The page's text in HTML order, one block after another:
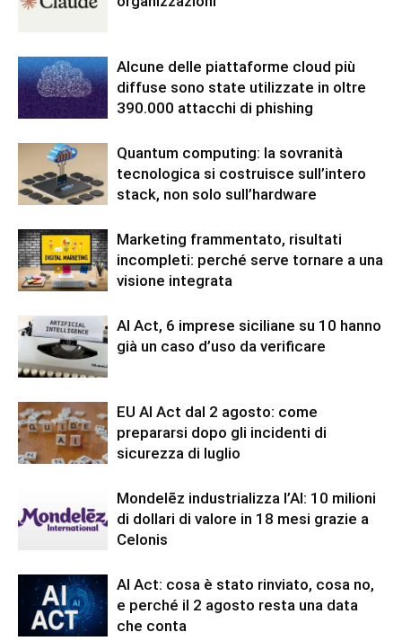
Alcune delle piattaforme cloud più
diffuse sono state utilizzate in oltre
390.000 attacchi di phishing
Quantum computing: la sovranità
tecnologica si costruisce sull’intero
stack, non solo sull’hardware
Marketing frammentato, risultati
incompleti: perché serve tornare a una
visione integrata
AI Act, 6 imprese siciliane su 10 hanno
già un caso d’uso da verificare
EU AI Act dal 2 agosto: come
prepararsi dopo gli incidenti di
sicurezza di luglio
Mondelēz industrializza l’AI: 10 milioni
di dollari di valore in 18 mesi grazie a
Celonis
AI Act: cosa è stato rinviato, cosa no,
e perché il 2 agosto resta una data
che conta